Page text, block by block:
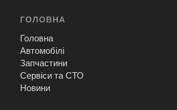
ГОЛОВНА
Головна
Автомобілі
Запчастини
Сервіси та СТО
Новини